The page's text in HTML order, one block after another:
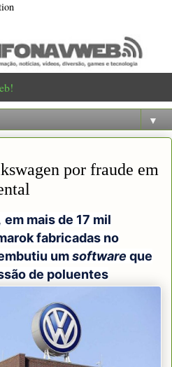
▼
por fraude em
em mais de 17 mil
fabricadas no
umsoftware que
de poluentes